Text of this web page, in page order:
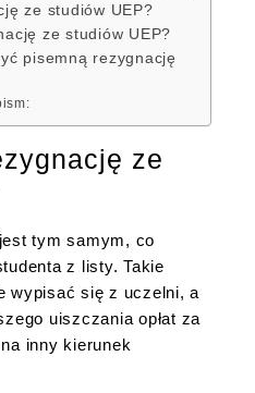
ze studiów UEP?
ze studiów UEP?
pisemną rezygnację
ze
tym samym, co
z listy. Takie
wypisać się z uczelni, a
uiszczania opłat za
inny kierunek